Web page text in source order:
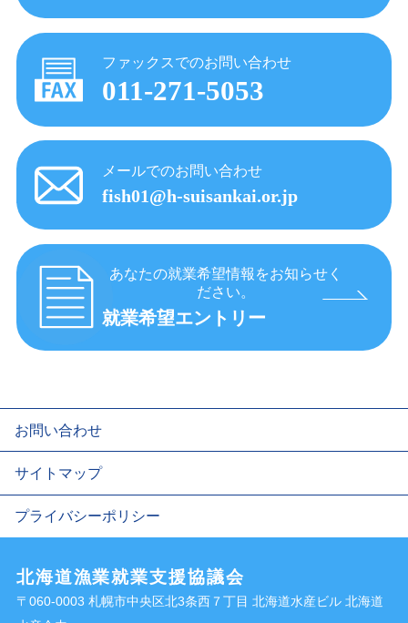
ファックスでのお問い合わせ
011-271-5053
メールでのお問い合わせ
fish01@h-suisankai.or.jp
あなたの就業希望情報をお知らせく
ださい。
就業希望エントリー
お問い合わせ
サイトマップ
プライバシーポリシー
北海道漁業就業支援協議会
〒060-0003 札幌市中央区北3条西７丁目 北海道水産ビル 北海道